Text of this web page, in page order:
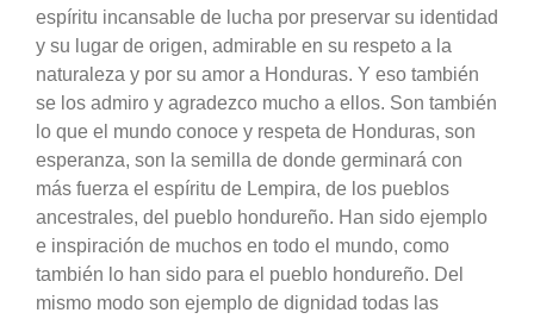
espíritu incansable de lucha por preservar su identidad
y su lugar de origen, admirable en su respeto a la
naturaleza y por su amor a Honduras. Y eso también
se los admiro y agradezco mucho a ellos. Son también
lo que el mundo conoce y respeta de Honduras, son
esperanza, son la semilla de donde germinará con
más fuerza el espíritu de Lempira, de los pueblos
ancestrales, del pueblo hondureño. Han sido ejemplo
e inspiración de muchos en todo el mundo, como
también lo han sido para el pueblo hondureño. Del
mismo modo son ejemplo de dignidad todas las